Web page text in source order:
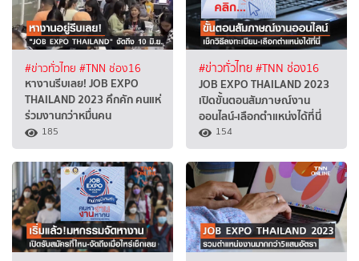
#ข่าวทั่วไทย #TNN ช่อง16
หางานรีบเลย! JOB EXPO
THAILAND 2023 คึกคัก คนแห่
ร่วมงานกว่าหมื่นคน
185
#ข่าวทั่วไทย#TNN ช่อง16
JOB EXPO THAILAND 2023
เปิดขั้นตอนสัมภาษณ์งาน
ออนไลน์-เลือกตำแหน่งได้ที่นี่
154